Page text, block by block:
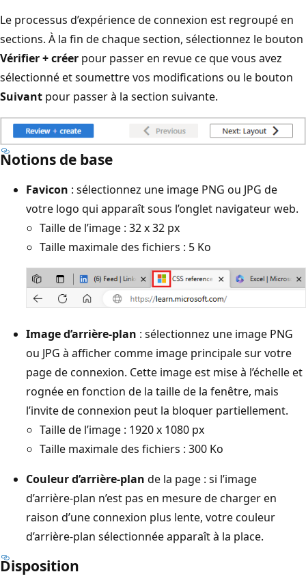
Le processus d’expérience de connexion est regroupé en
sections. À la fin de chaque section, sélectionnez le bouton
Vérifier + créer pour passer en revue ce que vous avez
sélectionné et soumettre vos modifications ou le bouton
Suivant pour passer à la section suivante.
Notions de base
Favicon : sélectionnez une image PNG ou JPG de
votre logo qui apparaît sous l’onglet navigateur web.
Taille de l’image : 32 x 32 px
Taille maximale des fichiers : 5 Ko
Image d’arrière-plan : sélectionnez une image PNG
ou JPG à afficher comme image principale sur votre
page de connexion. Cette image est mise à l’échelle et
rognée en fonction de la taille de la fenêtre, mais
l’invite de connexion peut la bloquer partiellement.
Taille de l’image : 1920 x 1080 px
Taille maximale des fichiers : 300 Ko
Couleur d’arrière-plan de la page : si l’image
d’arrière-plan n’est pas en mesure de charger en
raison d’une connexion plus lente, votre couleur
d’arrière-plan sélectionnée apparaît à la place.
Disposition